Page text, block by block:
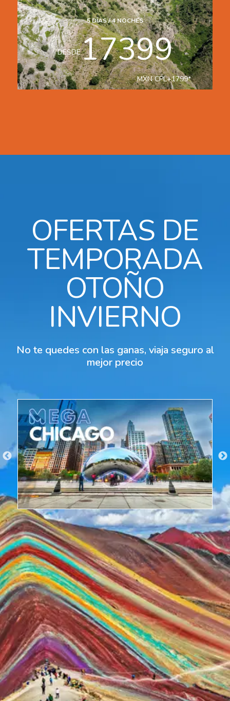
9DÍAS /7NOCHES
DESDE999
USD CPL+599*
OFERTAS DE
TEMPORADA
OTOÑO
INVIERNO
No te quedes con las ganas, viaja seguro al
mejor precio